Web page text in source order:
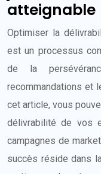
atteignable
Optimiser la
est un processus
de la
recommandations et
cet article, vous
délivrabilité de vos
campagnes de
succès réside dans